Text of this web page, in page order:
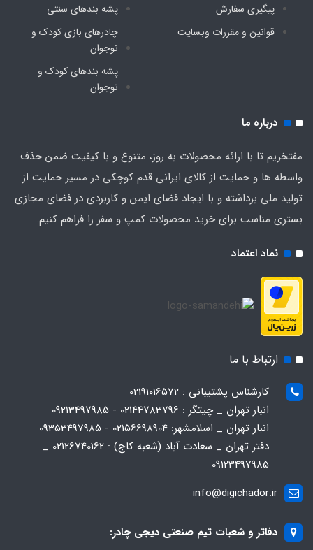
نماد اعتماد
پیگیری سفارش
قوانین و مقررات وبسایت
پشه‌ بندهای سنتی
چادرهای بازی کودک و
نوجوان
پشه‌ بندهای کودک و
نوجوان
درباره ما
مفتخریم تا با ارائه محصولات به روز، متنوع و با کیفیت ضمن حذف
واسطه ها و حمایت از کالای ایرانی قدم کوچکی در مسیر حمایت از
تولید ملی برداشته و با ایجاد فضای ایمن و کاربردی در فضای مجازی
بستری مناسب برای خرید محصولات کمپ و سفر را فراهم کنیم.
ارتباط با ما
کارشناس پشتیبانی : 02191016572
انبار تهران _ چیتگر : 02144783796 - 09213497985
انبار تهران _ اسلامشهر: 02156698904 - 09353497985
دفتر تهران _ سعادت آباد (شعبه کاج) : 02126740162 _
09123497985
info@digichador.ir
دفاتر و شعبات تیم صنعتی دیجی چادر: